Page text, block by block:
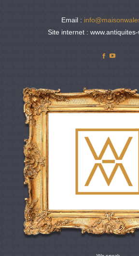
Email :
Site internet :
Facebook